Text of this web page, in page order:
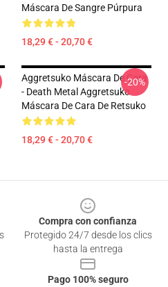
Máscara De Sangre Púrpura
18,29 € - 20,70 €
Aggretsuko Máscara De Cara
- Death Metal Aggretsuko
Máscara De Cara De Retsuko
18,29 € - 20,70 €
-20%
Compra con confianza
Protegido 24/7 desde los clics
hasta la entrega
Pago 100% seguro